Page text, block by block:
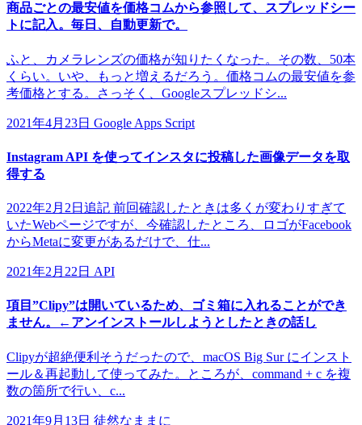
商品ごとの最安値を価格コムから参照して、スプレッドシー
トに記入。毎日、自動更新で。
ふと、カメラレンズの価格が知りたくなった。その数、50本
くらい。いや、もっと増えるだろう。価格コムの最安値を参
考価格とする。さっそく、Googleスプレッドシ...
2021年4月23日 Google Apps Script
Instagram API を使ってインスタに投稿した画像データを取
得する
2022年2月2日追記 前回確認したときは多くが変わりすぎて
いたWebページですが、今確認したところ、ロゴがFacebook
からMetaに変更があるだけで、仕...
2021年2月22日 API
項目”Clipy”は開いているため、ゴミ箱に入れることができ
ません。←アンインストールしようとしたときの話し
Clipyが超絶便利そうだったので、macOS Big Sur にインスト
ール＆再起動して使ってみた。ところが、command + c を複
数の箇所で行い、c...
2021年9月13日 徒然なままに